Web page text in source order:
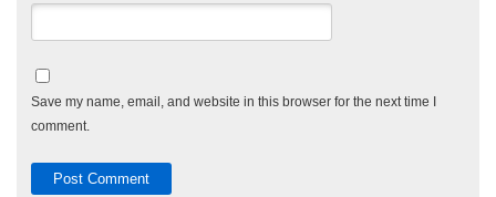
Save my name, email, and website in this browser for the next time I
comment.